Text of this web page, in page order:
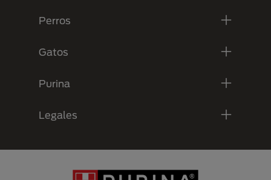
Perros
Gatos
Purina
Legales